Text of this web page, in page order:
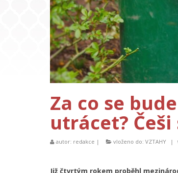
Za co se
utrácet?
autor: redakce | vloženo do: VZTAHY |
Již čtvrtým rokem proběhl